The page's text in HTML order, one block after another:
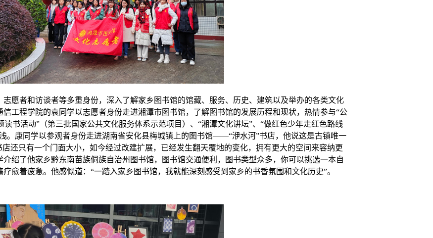
志愿者和访谈者等多重身份，深入了解家乡图书馆的馆藏、服务、历史、建筑以及举办的各类文化
信工程学院的袁同学以志愿者身份走进湘潭市图书馆， 了解图书馆的发展历程和现状，热情参与“公
书活动”（第三批国家公共文化服务体系示范项目）、“湘潭文化讲坛”、“做红色少年走红色路线
。康同学以参观者身份走进湖南省安化县梅城镇上的图书馆——“洢水河”书店，他说这是古镇唯一
还只有一个门面大小，如今经过改建扩展，已经发生翻天覆地的变化，拥有更大的空间来容纳更
介绍了他家乡黔东南苗族侗族自治州图书馆，
图书馆交通便利，图书类型众多，你可以挑选一本自
愈着疲惫。他感慨道： “一踏入家乡图书馆，我就能深刻感受到家乡的书香氛围和文化历史”。